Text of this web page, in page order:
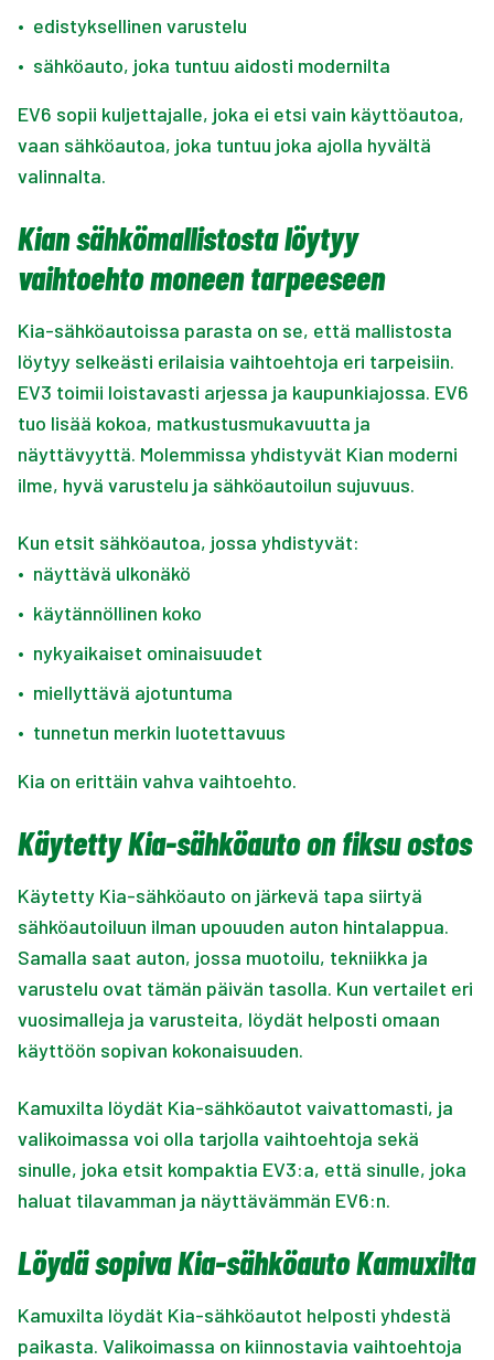
• edistyksellinen varustelu
• sähköauto, joka tuntuu aidosti modernilta
EV6 sopii kuljettajalle, joka ei etsi vain käyttöautoa,
vaan sähköautoa, joka tuntuu joka ajolla hyvältä
valinnalta.
Kian sähkömallistosta löytyy
vaihtoehto moneen tarpeeseen
Kia-sähköautoissa parasta on se, että mallistosta
löytyy selkeästi erilaisia vaihtoehtoja eri tarpeisiin.
EV3 toimii loistavasti arjessa ja kaupunkiajossa. EV6
tuo lisää kokoa, matkustusmukavuutta ja
näyttävyyttä. Molemmissa yhdistyvät Kian moderni
ilme, hyvä varustelu ja sähköautoilun sujuvuus.
Kun etsit sähköautoa, jossa yhdistyvät:
• näyttävä ulkonäkö
• käytännöllinen koko
• nykyaikaiset ominaisuudet
• miellyttävä ajotuntuma
• tunnetun merkin luotettavuus
Kia on erittäin vahva vaihtoehto.
Käytetty Kia-sähköauto on fiksu ostos
Käytetty Kia-sähköauto on järkevä tapa siirtyä
sähköautoiluun ilman upouuden auton hintalappua.
Samalla saat auton, jossa muotoilu, tekniikka ja
varustelu ovat tämän päivän tasolla. Kun vertailet eri
vuosimalleja ja varusteita, löydät helposti omaan
käyttöön sopivan kokonaisuuden.
Kamuxilta löydät Kia-sähköautot vaivattomasti, ja
valikoimassa voi olla tarjolla vaihtoehtoja sekä
sinulle, joka etsit kompaktia EV3:a, että sinulle, joka
haluat tilavamman ja näyttävämmän EV6:n.
Löydä sopiva Kia-sähköauto Kamuxilta
Kamuxilta löydät Kia-sähköautot helposti yhdestä
paikasta. Valikoimassa on kiinnostavia vaihtoehtoja